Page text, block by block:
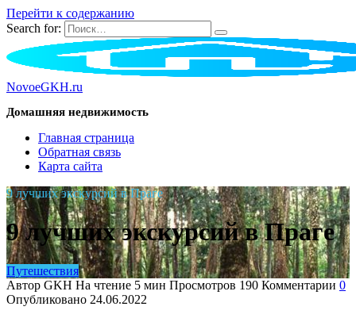
Перейти к содержанию
Search for:
NovoeGKH.ru
Домашняя недвижимость
Главная страница
Обратная связь
Карта сайта
9 лучших экскурсий в Праге
9 лучших экскурсий в Праге
Путешествия
Автор GKH На чтение 5 мин Просмотров 190 Комментарии 0
Опубликовано 24.06.2022